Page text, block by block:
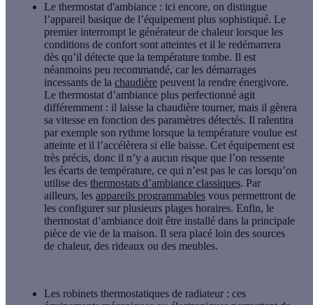
Le thermostat d'ambiance : ici encore, on distingue
l’appareil basique de l’équipement plus sophistiqué. Le
premier interrompt le générateur de chaleur lorsque les
conditions de confort sont atteintes et il le redémarrera
dès qu’il détecte que la température tombe. Il est
néanmoins peu recommandé, car les démarrages
incessants de la chaudière peuvent la rendre énergivore.
Le thermostat d’ambiance plus perfectionné agit
différemment : il laisse la chaudière tourner, mais il gèrera
sa vitesse en fonction des paramètres détectés. Il ralentira
par exemple son rythme lorsque la température voulue est
atteinte et il l’accélèrera si elle baisse. Cet équipement est
très précis, donc il n’y a aucun risque que l’on ressente
les écarts de température, ce qui n’est pas le cas lorsqu’on
utilise des thermostats d’ambiance classiques. Par
ailleurs, les appareils programmables vous permettront de
les configurer sur plusieurs plages horaires. Enfin, le
thermostat d’ambiance doit être installé dans la principale
pièce de vie de la maison. Il sera placé loin des sources
de chaleur, des rideaux ou des meubles.
Les robinets thermostatiques de radiateur : ces